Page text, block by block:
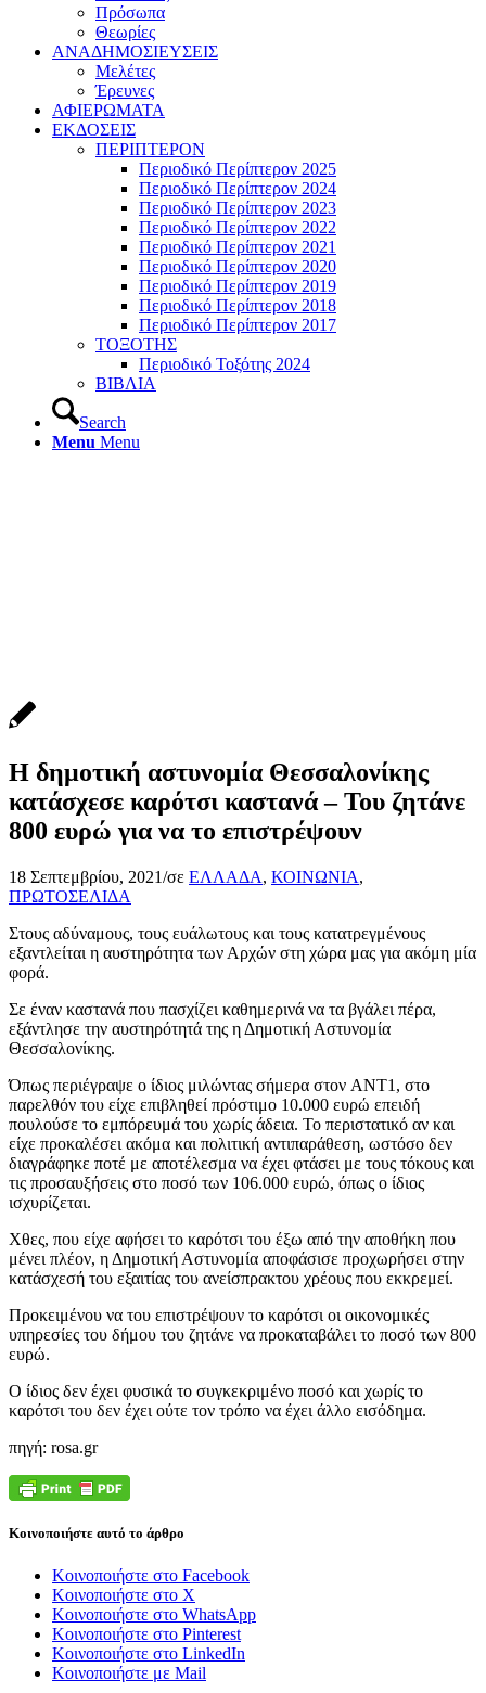
Πρόσωπα
Θεωρίες
ΑΝΑΔΗΜΟΣΙΕΥΣΕΙΣ
Μελέτες
Έρευνες
ΑΦΙΕΡΩΜΑΤΑ
ΕΚΔΟΣΕΙΣ
ΠΕΡΙΠΤΕΡΟΝ
Περιοδικό Περίπτερον 2025
Περιοδικό Περίπτερον 2024
Περιοδικό Περίπτερον 2023
Περιοδικό Περίπτερον 2022
Περιοδικό Περίπτερον 2021
Περιοδικό Περίπτερον 2020
Περιοδικό Περίπτερον 2019
Περιοδικό Περίπτερον 2018
Περιοδικό Περίπτερον 2017
ΤΟΞΟΤΗΣ
Περιοδικό Τοξότης 2024
ΒΙΒΛΙΑ
Search
Menu Menu
Η δημοτική αστυνομία Θεσσαλονίκης
κατάσχεσε καρότσι καστανά – Του ζητάνε
800 ευρώ για να το επιστρέψουν
18 Σεπτεμβρίου, 2021/σε ΕΛΛΑΔΑ, ΚΟΙΝΩΝΙΑ,
ΠΡΩΤΟΣΕΛΙΔΑ
Στους αδύναμους, τους ευάλωτους και τους κατατρεγμένους
εξαντλείται η αυστηρότητα των Αρχών στη χώρα μας για ακόμη μία
φορά.
Σε έναν καστανά που πασχίζει καθημερινά να τα βγάλει πέρα,
εξάντλησε την αυστηρότητά της η Δημοτική Αστυνομία
Θεσσαλονίκης.
Όπως περιέγραψε ο ίδιος μιλώντας σήμερα στον ANT1, στο
παρελθόν του είχε επιβληθεί πρόστιμο 10.000 ευρώ επειδή
πουλούσε το εμπόρευμά του χωρίς άδεια. Το περιστατικό αν και
είχε προκαλέσει ακόμα και πολιτική αντιπαράθεση, ωστόσο δεν
διαγράφηκε ποτέ με αποτέλεσμα να έχει φτάσει με τους τόκους και
τις προσαυξήσεις στο ποσό των 106.000 ευρώ, όπως ο ίδιος
ισχυρίζεται.
Χθες, που είχε αφήσει το καρότσι του έξω από την αποθήκη που
μένει πλέον, η Δημοτική Αστυνομία αποφάσισε προχωρήσει στην
κατάσχεσή του εξαιτίας του ανείσπρακτου χρέους που εκκρεμεί.
Προκειμένου να του επιστρέψουν το καρότσι οι οικονομικές
υπηρεσίες του δήμου του ζητάνε να προκαταβάλει το ποσό των 800
ευρώ.
Ο ίδιος δεν έχει φυσικά το συγκεκριμένο ποσό και χωρίς το
καρότσι του δεν έχει ούτε τον τρόπο να έχει άλλο εισόδημα.
πηγή: rosa.gr
Κοινοποιήστε αυτό το άρθρο
Κοινοποιήστε στο Facebook
Κοινοποιήστε στο X
Κοινοποιήστε στο WhatsApp
Κοινοποιήστε στο Pinterest
Κοινοποιήστε στο LinkedIn
Κοινοποιήστε με Mail